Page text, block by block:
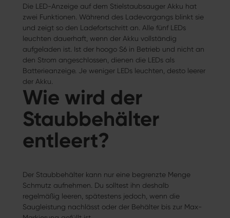
Die LED-Anzeige auf dem Stielstaubsauger Akku hat
zwei Funktionen. Während des Ladevorgangs blinkt sie
und zeigt so den Ladefortschritt an. Alle fünf LEDs
leuchten dauerhaft, wenn der Akku vollständig
aufgeladen ist. Ist der hoogo S6 in Betrieb und nicht an
den Strom angeschlossen, dienen die LEDs als
Batterieanzeige. Je weniger LEDs leuchten, desto leerer
der Akku.
Wie wird der
Staubbehälter
entleert?
Der Staubbehälter kann nur eine begrenzte Menge
Schmutz aufnehmen. Du solltest ihn deshalb
regelmäßig leeren, spätestens jedoch, wenn die
Saugleistung nachlässt oder der Behälter bis zur Max-